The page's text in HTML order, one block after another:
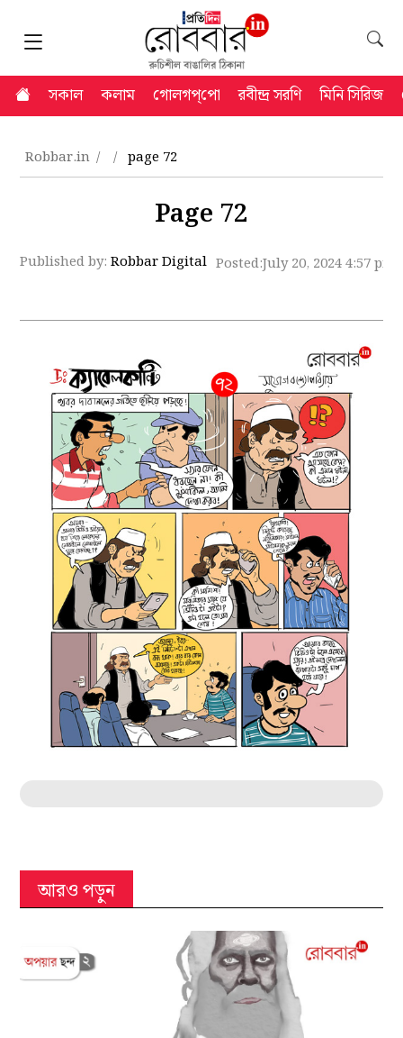
সকাল কলাম গোলগপ্‌পো রবীন্দ্র সরণি মিনি সিরিজ
Robbar.in page 72
Page 72
Published by:Robbar Digital Posted:July 20, 2024 4:57 pm
আরও পড়ুন